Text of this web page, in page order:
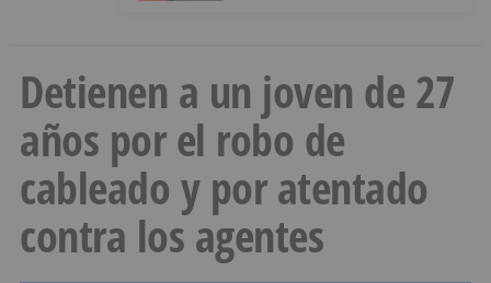
Detienen a un joven de 27
años por el robo de
cableado y por atentado
contra los agentes